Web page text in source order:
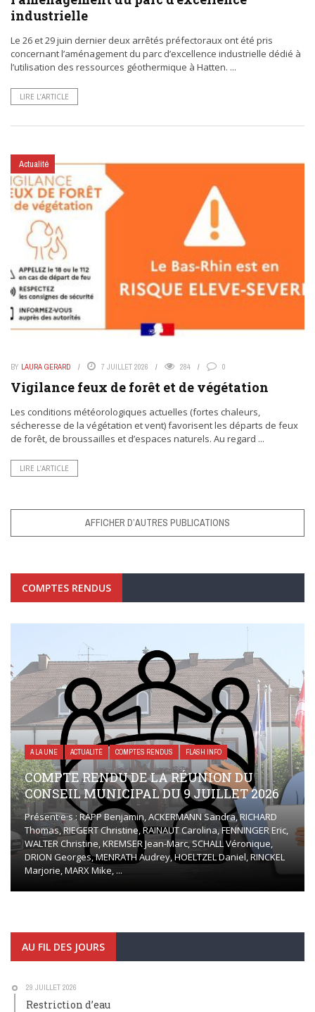
industrielle
Le 26 et 29 juin dernier deux arrêtés préfectoraux ont été pris
concernant l’aménagement du parc d’excellence industrielle dédié à
l’utilisation des ressources géothermique à Hatten. ...
LIRE L’ARTICLE
Actualité
BY LAURA GERARD 7 JUILLET 2026 284 0
Vigilance feux de forêt et de végétation
Les conditions météorologiques actuelles (fortes chaleurs,
sécheresse de la végétation et vent) favorisent les départs de feux
de forêt, de broussailles et d’espaces naturels. Au regard ...
LIRE L’ARTICLE
AFFICHER D’AUTRES PUBLICATIONS
COMPTES RENDUS
A LA UNE ACTUALITÉ COMPTES RENDUS FLASH INFO
COMPTE RENDU DE LA RÉUNION DU
CONSEIL MUNICIPAL DU 9 JUILLET 2026
Présent·e·s : RAPP Benjamin, ACKERMANN Sandra, RICHARD
Thomas, RIEGERT Christine, RAINAUT Carolina, FENNINGER Eric,
WALTER Christine, KREMSER Jean-Marc, SCHALL Véronique,
DRION Georges, MENRATH Audrey, HOELTZEL Daniel, RINCKEL
Marjorie, MARX Mike, ...
AU FIL DES JOURS
29 JUILLET 2026
Restriction d’eau